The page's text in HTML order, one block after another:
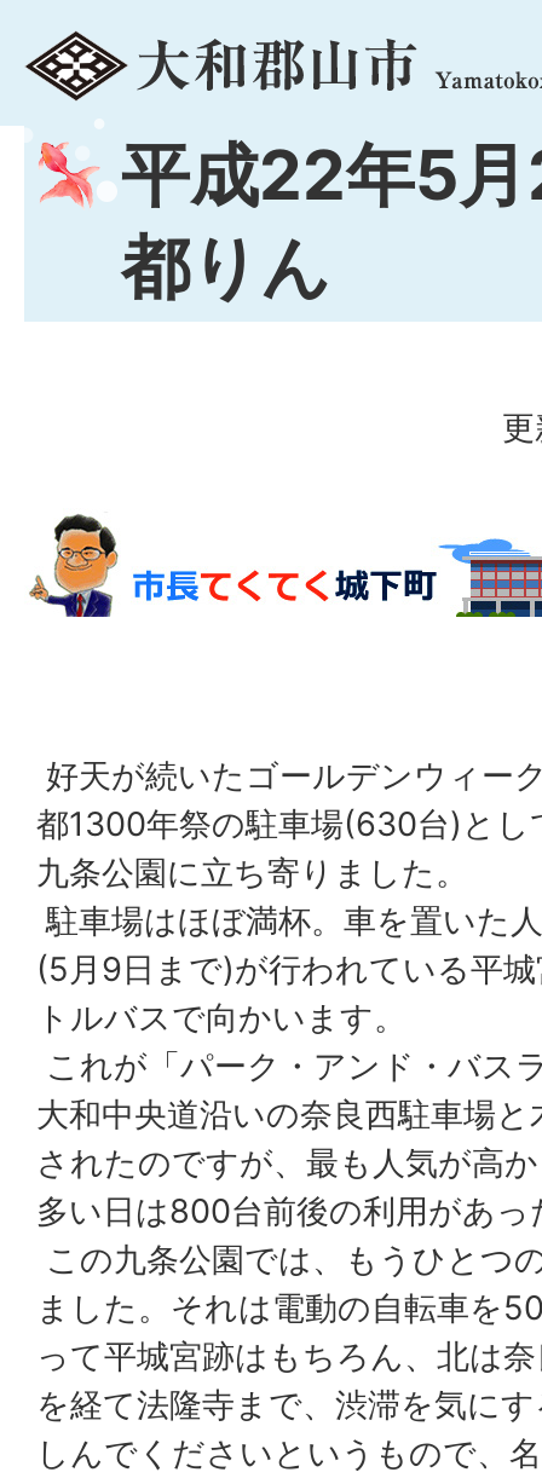
menu
平成22年5
都りん
好天が続いたゴールデンウィー
都1300年祭の駐車場(630台)と
九条公園に立ち寄りました。
駐車場はほぼ満杯。車を置いた
(5月9日まで)が行われている平
トルバスで向かいます。
これが「パーク・アンド・バス
大和中央道沿いの奈良西駐車場
されたのですが、最も人気が高
多い日は800台前後の利用があ
この九条公園では、もうひとつ
ました。それは電動の自転車を
って平城宮跡はもちろん、北は
を経て法隆寺まで、渋滞を気に
しんでくださいというもので、